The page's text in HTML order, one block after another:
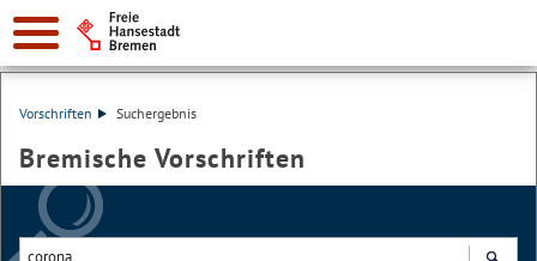
Vorschriften Suchergebnis
Bremische Vorschriften